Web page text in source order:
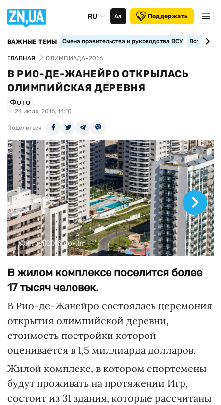
RU Аа Поддержать
ВАЖНЫЕ ТЕМЫ Смена правительства и руководства ВСУ
ГЛАВНАЯ ОЛИМПИАДА-2016
В РИО-ДЕ-ЖАНЕЙРО ОТКРЫЛАСЬ
ОЛИМПИЙСКАЯ ДЕРЕВНЯ
Фото
24 июля, 2016, 14:10
Поделиться
© brasil2016.gov.br
В жилом комплексе поселится более
17 тысяч человек.
В Рио-де-Жанейро состоялась церемония
открытия олимпийской деревни,
стоимость постройки которой
оценивается в 1,5 миллиарда долларов.
Жилой комплекс, в котором спортсмены
будут проживать на протяжении Игр,
состоит из 31 здания, которые рассчитаны